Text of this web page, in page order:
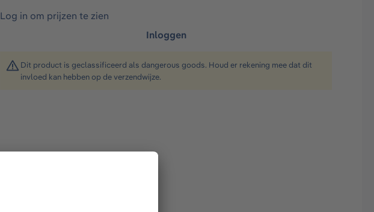
Log in om prijzen te zien
Inloggen
Dit product is geclassificeerd als dangerous goods. Houd er rekening mee dat dit
invloed kan hebben op de verzendwijze.